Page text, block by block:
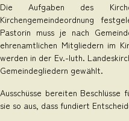
Die Aufgaben des
Kirchengemeindeordnung
Pastorin muss je nach
ehrenamtlichen Mitgliedern im
werden in der Ev.-luth.
Gemeindegliedern gewählt.
Ausschüsse bereiten
sie so aus, dass fundiert